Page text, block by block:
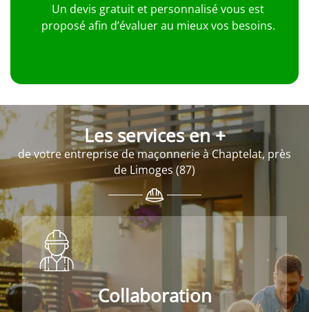
Un devis gratuit et personnalisé vous est
proposé afin d’évaluer au mieux vos besoins.
Les services en +
de votre entreprise de maçonnerie à Chaptelat, près
de Limoges (87)
Collaboration